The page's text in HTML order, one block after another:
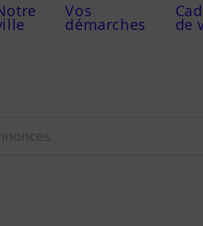
Vos
démarches de